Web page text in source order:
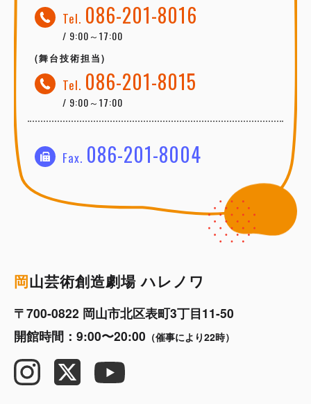
Tel. 086-201-8016
/ 9:00～17:00
(舞台技術担当)
Tel. 086-201-8015
/ 9:00～17:00
Fax. 086-201-8004
岡山芸術創造劇場 ハレノワ
〒700-0822 岡山市北区表町3丁目11-50
開館時間：9:00〜20:00 （催事により22時）